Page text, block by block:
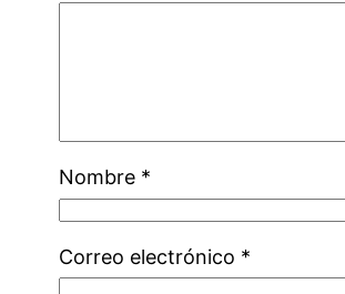
Nombre *
Correo electrónico *